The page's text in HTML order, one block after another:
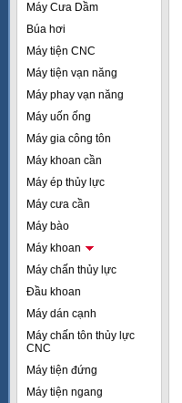
Máy Cưa Dầm
Búa hơi
Máy tiện CNC
Máy tiện vạn năng
Máy phay vạn năng
Máy uốn ống
Máy gia công tôn
Máy khoan cần
Máy ép thủy lực
Máy cưa cần
Máy bào
Máy khoan
Máy chấn thủy lực
Đầu khoan
Máy dán cạnh
Máy chấn tôn thủy lực
CNC
Máy tiện đứng
Máy tiện ngang